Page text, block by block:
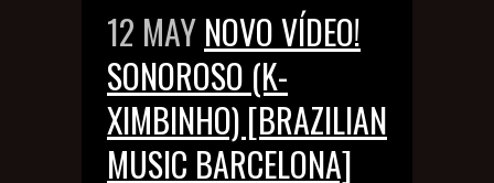
12 MAY NOVO VÍDEO!
SONOROSO (K-
XIMBINHO) [BRAZILIAN
MUSIC BARCELONA]